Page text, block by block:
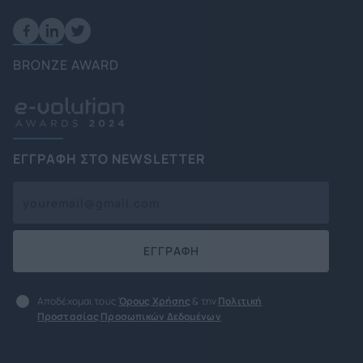
BRONZE AWARD
ΕΓΓΡΑΦΗ ΣΤΟ NEWSLETTER
ΕΓΓΡΑΦΗ
Αποδέχομαι τους Όρους Χρήσης & την Πολιτική
Προστασίας Προσωπικών Δεδομένων